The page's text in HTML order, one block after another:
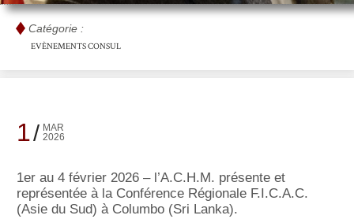
Catégorie :
EVÈNEMENTS CONSUL
1
MAR
2026
1er au 4 février 2026 – l’A.C.H.M. présente et
représentée à la Conférence Régionale F.I.C.A.C.
(Asie du Sud) à Columbo (Sri Lanka).